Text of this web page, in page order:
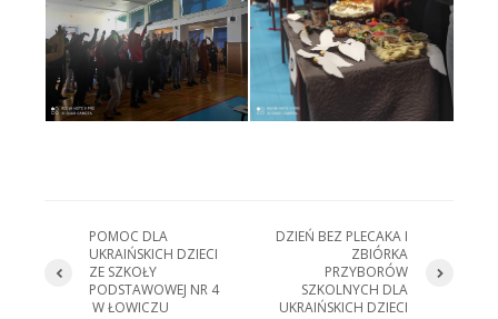
POMOC DLA
UKRAIŃSKICH DZIECI
ZE SZKOŁY
PODSTAWOWEJ NR 4
W ŁOWICZU
DZIEŃ BEZ PLECAKA I
ZBIÓRKA
PRZYBORÓW
SZKOLNYCH DLA
UKRAIŃSKICH DZIECI